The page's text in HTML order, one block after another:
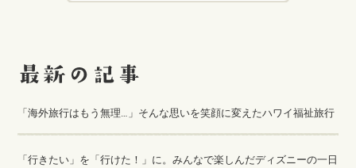
「海外旅行はもう無理…」そんな思いを笑顔に変えたハワイ福祉旅行
「行きたい」を「行けた！」に。みんなで楽しんだディズニーの一日